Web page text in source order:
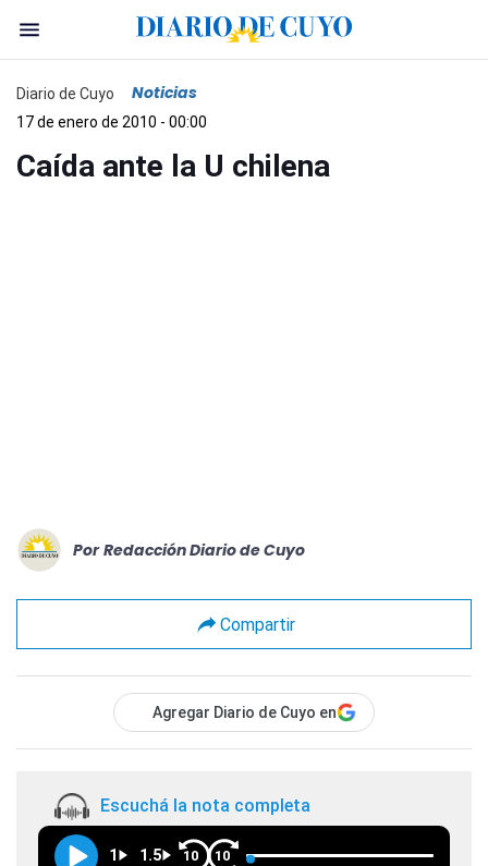
Diario de Cuyo Noticias
17 de enero de 2010 - 00:00
Caída ante la U chilena
Por Redacción Diario de Cuyo
Compartir
Agregar Diario de Cuyo en
Escuchá la nota completa
1 1.5 10 10